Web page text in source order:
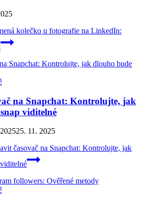
kolečko u fotografie na LinkedIn:
na Snapchat: Kontrolujte, jak
viditelné
25. 11. 2025
časovač na Snapchat: Kontrolujte, jak